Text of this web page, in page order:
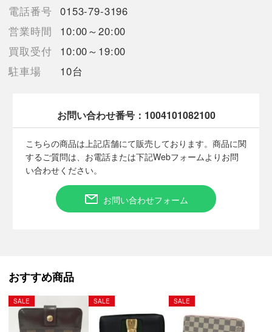
【付属品】箱 カードケース：合計6枚収納可能
【ランク】Aランク
少々の使用感はあるが状態の良い中古品
【使用予定配送業者】佐川急便 飛脚宅配便60サイズ
【こちらの商品は在庫連動システムを導入し、店頭や他ネットシ
売切れの場合は、ご購入をキャンセルさせていただく場合がござ
います。】
【備考/コメント】
●目視では傷や破損の類は見受けられず、外観の状態は良好でし
たが、専門的な視点からの確認ではございませんので、ご容赦下
●商品画像に関しては出来る限り忠実に表示出来るよう努めてお
りますが、実際の商品と比較し色味に若干の誤差や光の反射が生
じてる場合がありますこと予めご了承ください。
●店頭との併売商品のため、記載に無い細かなキズ、汚れが見受
けられるなど多少商品状態が変化する場合がございます。
電話番号 0153-79-3196
営業時間
10:00～20:00
買取受付
10:00～19:00
駐車場
10台
お問い合わせ番号： 1004101082100
こちらの商品は上記店舗にて販売しております。商品に関
するご質問は、お電話または下記Webフォームよりお問
い合わせください。
お問い合わせフォーム
おすすめ商品
SALE SALE SALE